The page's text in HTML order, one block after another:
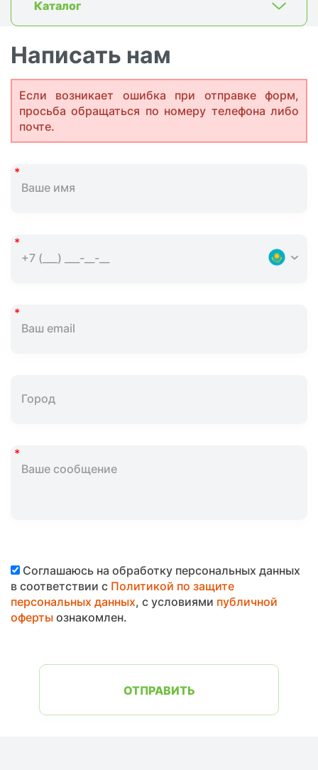
Каталог
Написать нам
Если возникает ошибка при отправке форм,
просьба обращаться по номеру телефона либо
почте.
Соглашаюсь на обработку персональных данных
в соответствии с Политикой по защите
персональных данных, с условиями публичной
офертыознакомлен.
ОТПРАВИТЬ